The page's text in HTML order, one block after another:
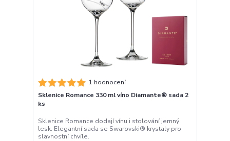
1 hodnocení
Sklenice Romance 330 ml víno Diamante® sada 2
ks
Sklenice Romance dodají vínu i stolování jemný
lesk. Elegantní sada se Swarovski® krystaly pro
slavnostní chvíle.